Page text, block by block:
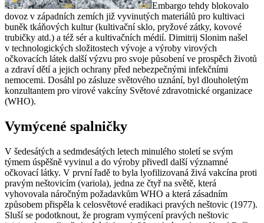
Embargo tehdy blokovalo
dovoz v západních zemích již vyvinutých materiálů pro kultivaci
buněk tkáňových kultur (kultivační sklo, pryžové zátky, kovové
trubičky atd.) a též sér a kultivačních médií. Dimitrij Slonim našel
v technologických složitostech vývoje a výroby virových
očkovacích látek další výzvu pro svoje působení ve prospěch životů
a zdraví dětí a jejich ochrany před nebezpečnými infekčními
nemocemi. Dosáhl po zásluze světového uznání, byl dlouholetým
konzultantem pro virové vakcíny Světové zdravotnické organizace
(WHO).
Vymýcené spalničky
V šedesátých a sedmdesátých letech minulého století se svým
týmem úspěšně vyvinul a do výroby přivedl další významné
očkovací látky. V první řadě to byla lyofilizovaná živá vakcína proti
pravým neštovicím (variola), jedna ze čtyř na světě, která
vyhovovala náročným požadavkům WHO a která zásadním
způsobem přispěla k celosvětové eradikaci pravých neštovic (1977).
Sluší se podotknout, že program vymýcení pravých neštovic